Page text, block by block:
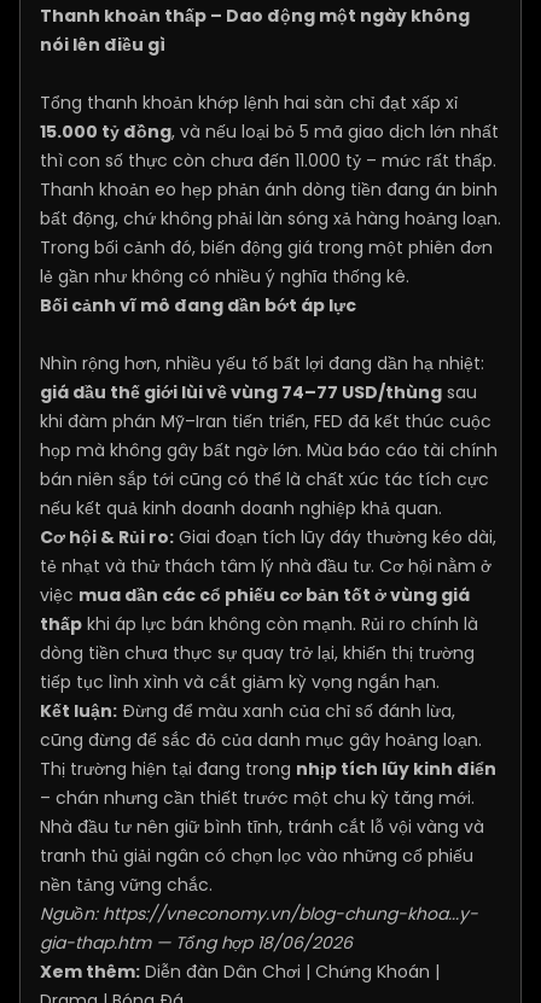
Thanh khoản thấp – Dao động một ngày không
nói lên điều gì
Tổng thanh khoản khớp lệnh hai sàn chỉ đạt xấp xỉ
15.000 tỷ đồng, và nếu loại bỏ 5 mã giao dịch lớn nhất
thì con số thực còn chưa đến 11.000 tỷ – mức rất thấp.
Thanh khoản eo hẹp phản ánh dòng tiền đang án binh
bất động, chứ không phải làn sóng xả hàng hoảng loạn.
Trong bối cảnh đó, biến động giá trong một phiên đơn
lẻ gần như không có nhiều ý nghĩa thống kê.
Bối cảnh vĩ mô đang dần bớt áp lực
Nhìn rộng hơn, nhiều yếu tố bất lợi đang dần hạ nhiệt:
giá dầu thế giới lùi về vùng 74–77 USD/thùng sau
khi đàm phán Mỹ–Iran tiến triển, FED đã kết thúc cuộc
họp mà không gây bất ngờ lớn. Mùa báo cáo tài chính
bán niên sắp tới cũng có thể là chất xúc tác tích cực
nếu kết quả kinh doanh doanh nghiệp khả quan.
Cơ hội & Rủi ro: Giai đoạn tích lũy đáy thường kéo dài,
tẻ nhạt và thử thách tâm lý nhà đầu tư. Cơ hội nằm ở
việc mua dần các cổ phiếu cơ bản tốt ở vùng giá
thấp khi áp lực bán không còn mạnh. Rủi ro chính là
dòng tiền chưa thực sự quay trở lại, khiến thị trường
tiếp tục lình xình và cắt giảm kỳ vọng ngắn hạn.
Kết luận: Đừng để màu xanh của chỉ số đánh lừa,
cũng đừng để sắc đỏ của danh mục gây hoảng loạn.
Thị trường hiện tại đang trong nhịp tích lũy kinh điển
– chán nhưng cần thiết trước một chu kỳ tăng mới.
Nhà đầu tư nên giữ bình tĩnh, tránh cắt lỗ vội vàng và
tranh thủ giải ngân có chọn lọc vào những cổ phiếu
nền tảng vững chắc.
Nguồn: https://vneconomy.vn/blog-chung-khoa...y-
gia-thap.htm— Tổng hợp 18/06/2026
Xem thêm: Diễn đàn Dân Chơi | Chứng Khoán |